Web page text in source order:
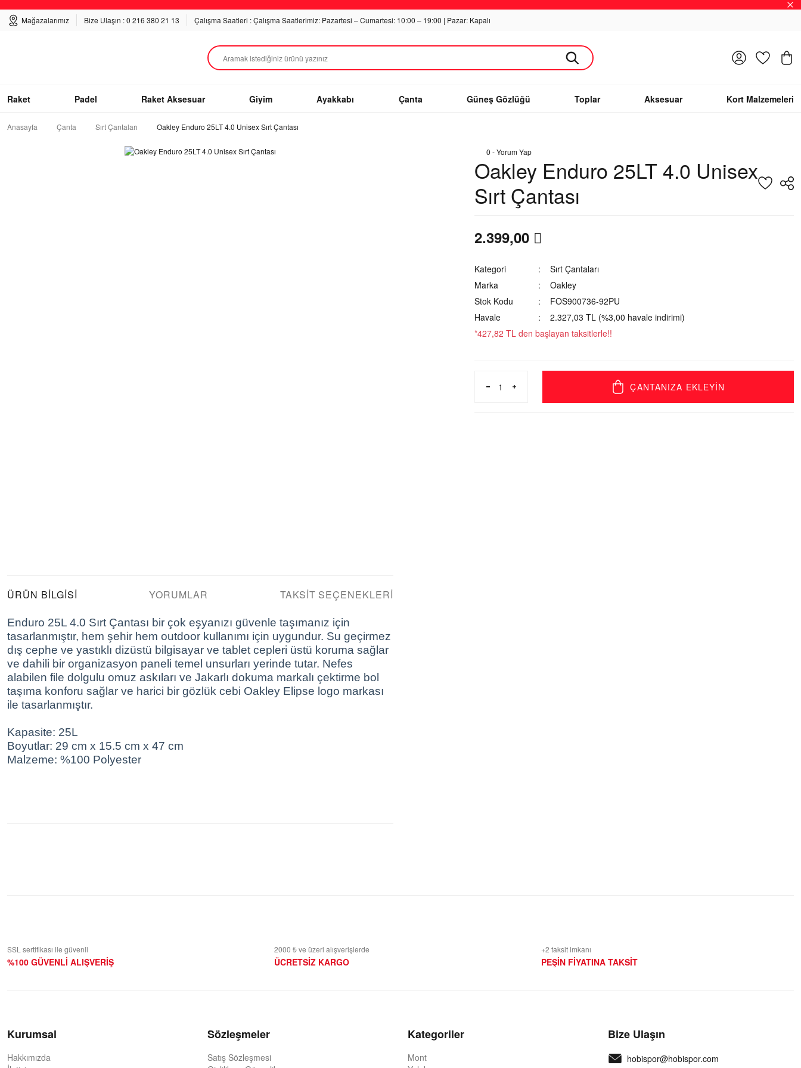
Mağazalarımız Bize Ulaşın : 0 216 380 21 13 Çalışma Saatleri : Çalışma Saatlerimiz: Pazartesi – Cumartesi: 10:00 – 19:00 | Pazar: Kapalı
Giriş Yap
Raket Padel Raket Aksesuar Giyim Ayakkabı Çanta Güneş Gözlüğü Toplar Aksesuar Kort Malzemeleri
Anasayfa Çanta Sırt Çantaları Oakley Enduro 25LT 4.0 Unisex Sırt Çantası
ÜRÜN BILGISI YORUMLAR TAKSIT SEÇENEKLERI
Enduro 25L 4.0 Sırt Çantası bir çok eşyanızı güvenle taşımanız için
tasarlanmıştır, hem şehir hem outdoor kullanımı için uygundur. Su geçirmez
dış cephe ve yastıklı dizüstü bilgisayar ve tablet cepleri üstü koruma sağlar
ve dahili bir organizasyon paneli temel unsurları yerinde tutar. Nefes
alabilen file dolgulu omuz askıları ve Jakarlı dokuma markalı çektirme bol
taşıma konforu sağlar ve harici bir gözlük cebi Oakley Elipse logo markası
ile tasarlanmıştır.
Kapasite: 25L
Boyutlar: 29 cm x 15.5 cm x 47 cm
Malzeme: %100 Polyester
0 - Yorum Yap
Oakley Enduro 25LT 4.0 Unisex
Sırt Çantası
2.399,00
Kategori
Sırt Çantaları
Marka
Oakley
Stok Kodu
FOS900736-92PU
Havale
2.327,03 TL (%3,00 havale indirimi)
*427,82 TL den başlayan taksitlerle!!
ÇANTANIZA EKLEYİN
SSL sertifikası ile güvenli
%100 GÜVENLİ ALIŞVERİŞ
2000 ₺ ve üzeri alışverişlerde
ÜCRETSİZ KARGO
+2 taksit imkanı
PEŞİN FİYATINA TAKSİT
Kurumsal
Hakkımızda
Sözleşmeler
Satış Sözleşmesi
Kategoriler
Mont
Bize Ulaşın
hobispor@hobispor.com